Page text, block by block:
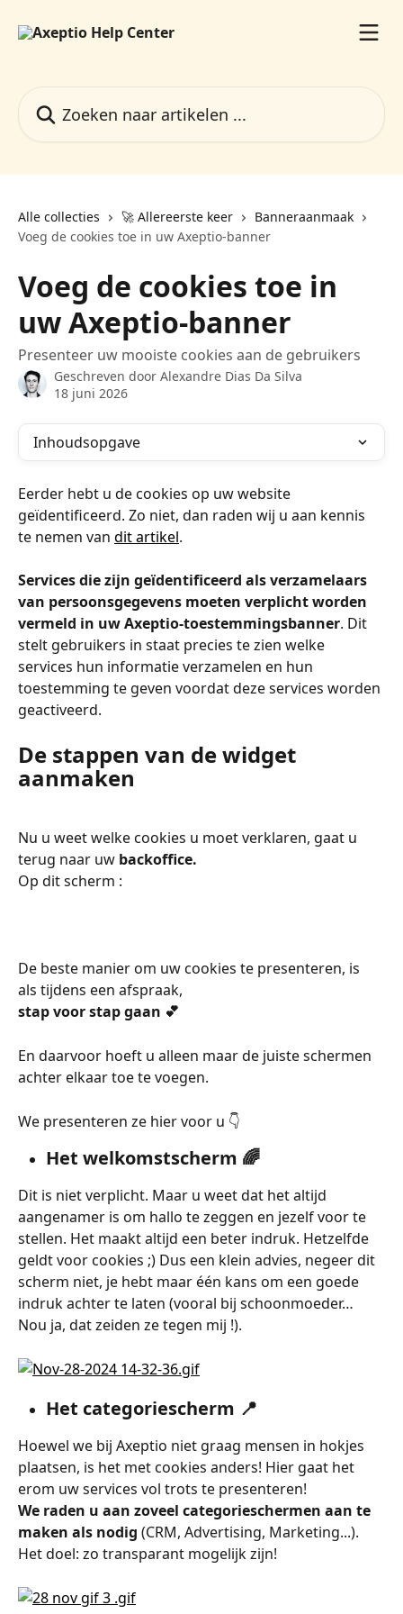
Alle collecties 🚀 Allereerste keer
Banneraanmaak
Voeg de cookies toe in uw Axeptio-banner
Voeg de cookies toe in
uw Axeptio-banner
Presenteer uw mooiste cookies aan de gebruikers
Geschreven door Alexandre Dias Da Silva
18 juni 2026
Inhoudsopgave
Eerder hebt u de cookies op uw website
geïdentificeerd. Zo niet, dan raden wij u aan kennis
te nemen van dit artikel.
Services die zijn geïdentificeerd als verzamelaars
van persoonsgegevens moeten verplicht worden
vermeld in uw Axeptio-toestemmingsbanner. Dit
stelt gebruikers in staat precies te zien welke
services hun informatie verzamelen en hun
toestemming te geven voordat deze services worden
geactiveerd.
De stappen van de widget
aanmaken
Nu u weet welke cookies u moet verklaren, gaat u
terug naar uw backoffice.
Op dit scherm :
De beste manier om uw cookies te presenteren, is
als tijdens een afspraak,
stap voor stap gaan 💕
En daarvoor hoeft u alleen maar de juiste schermen
achter elkaar toe te voegen.
We presenteren ze hier voor u 👇
Het welkomstscherm 🌈
Dit is niet verplicht. Maar u weet dat het altijd
aangenamer is om hallo te zeggen en jezelf voor te
stellen. Het maakt altijd een beter indruk. Hetzelfde
geldt voor cookies ;) Dus een klein advies, negeer dit
scherm niet, je hebt maar één kans om een goede
indruk achter te laten (vooral bij schoonmoeder…
Nou ja, dat zeiden ze tegen mij !).
Het categoriescherm 📍
Hoewel we bij Axeptio niet graag mensen in hokjes
plaatsen, is het met cookies anders! Hier gaat het
erom uw services vol trots te presenteren!
We raden u aan zoveel categorieschermen aan te
maken als nodig (CRM, Advertising, Marketing...).
Het doel: zo transparant mogelijk zijn!